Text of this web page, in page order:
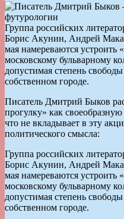
Группа российских
Борис Акунин, Андрей
мая намереваются устроить
московскому бульварному
допустимая степень
собственном городе.
Писатель Дмитрий Быков
прогулку» как
что не вкладывает в эту
политического смысла:
Группа российских
Борис Акунин, Андрей
мая намереваются устроить
московскому бульварному
допустимая степень
собственном городе.